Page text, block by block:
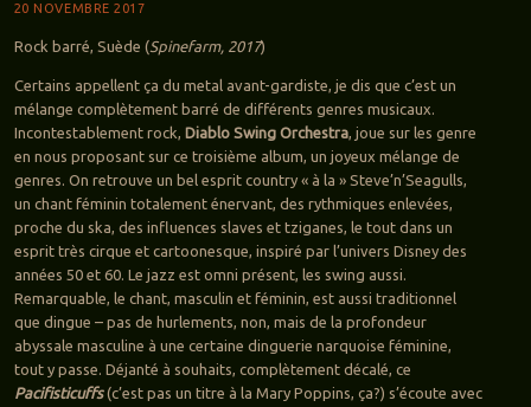
20 NOVEMBRE 2017
Rock barré, Suède (Spinefarm, 2017)
Certains appellent ça du metal avant-gardiste, je dis que c’est un
mélange complètement barré de différents genres musicaux.
Incontestablement rock, Diablo Swing Orchestra, joue sur les genre
en nous proposant sur ce troisième album, un joyeux mélange de
genres. On retrouve un bel esprit country « à la » Steve’n’Seagulls,
un chant féminin totalement énervant, des rythmiques enlevées,
proche du ska, des influences slaves et tziganes, le tout dans un
esprit très cirque et cartoonesque, inspiré par l’univers Disney des
années 50 et 60. Le jazz est omni présent, les swing aussi.
Remarquable, le chant, masculin et féminin, est aussi traditionnel
que dingue – pas de hurlements, non, mais de la profondeur
abyssale masculine à une certaine dinguerie narquoise féminine,
tout y passe. Déjanté à souhaits, complètement décalé, ce
Pacifisticuffs(c’est pas un titre à la Mary Poppins, ça?) s’écoute avec